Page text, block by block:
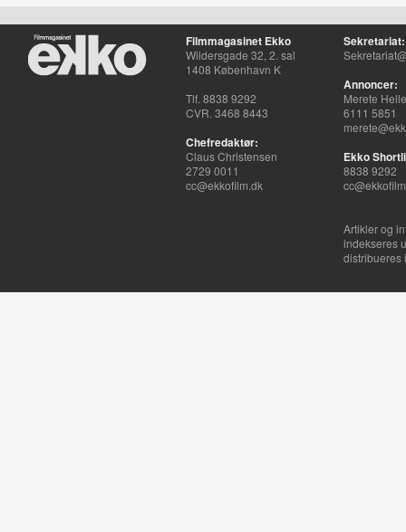
Filmmagasinet Ekko
Wildersgade 32, 2. sal
1408 København K
Tlf. 8838 9292
CVR. 3468 8443
Chefredaktør:
Claus Christensen
2729 0011
cc@ekkofilm.dk
Sekretariat:
Annoncer:
Merete
6111 5851
Ekko
8838 9292
Artikler og
indekseres
distribueres